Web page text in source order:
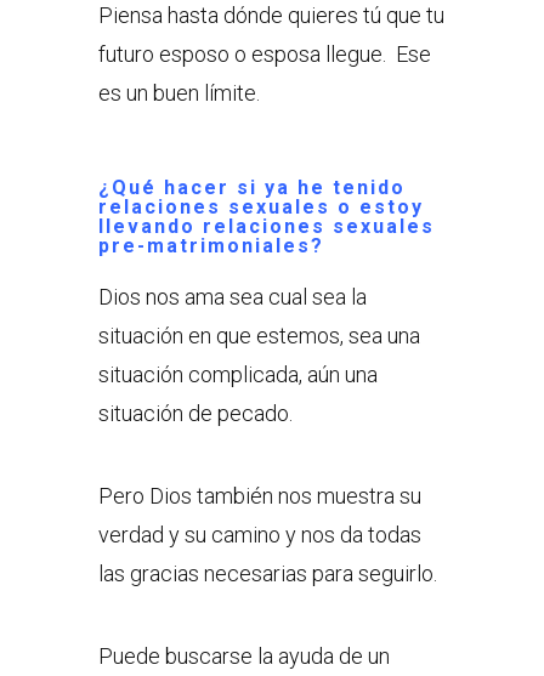
Piensa hasta dónde quieres tú que tu
futuro esposo o esposa llegue. Ese
es un buen límite.
¿Qué hacer si ya he tenido
relaciones sexuales o estoy
llevando relaciones sexuales
pre-matrimoniales?
Dios nos ama sea cual sea la
situación en que estemos, sea una
situación complicada, aún una
situación de pecado.
Pero Dios también nos muestra su
verdad y su camino y nos da todas
las gracias necesarias para seguirlo.
Puede buscarse la ayuda de un